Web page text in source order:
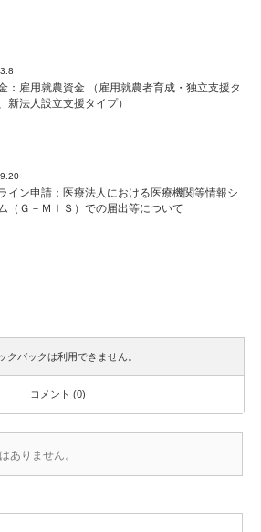
：雇用就農資金 （雇用就農者育成・独立支援タ
新法人設立支援タイプ）
イン申請：医療法人における医療機関等情報シ
（Ｇ－ＭＩＳ）での届出等について
クバックは利用できません。
コメント (0)
ありません。